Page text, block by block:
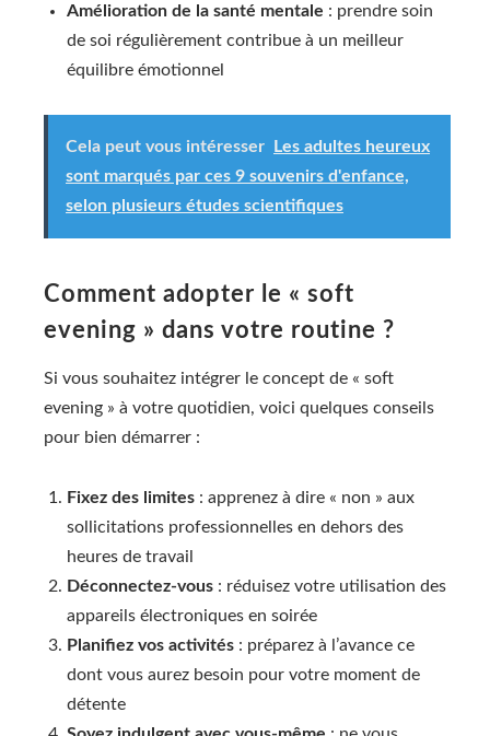
Amélioration de la santé mentale : prendre soin
de soi régulièrement contribue à un meilleur
équilibre émotionnel
Cela peut vous intéresser
Les adultes heureux
sont marqués par ces 9 souvenirs d'enfance,
selon plusieurs études scientifiques
Comment adopter le « soft
evening » dans votre routine ?
Si vous souhaitez intégrer le concept de « soft
evening » à votre quotidien, voici quelques conseils
pour bien démarrer :
Fixez des limites : apprenez à dire « non » aux
sollicitations professionnelles en dehors des
heures de travail
Déconnectez-vous : réduisez votre utilisation des
appareils électroniques en soirée
Planifiez vos activités : préparez à l’avance ce
dont vous aurez besoin pour votre moment de
détente